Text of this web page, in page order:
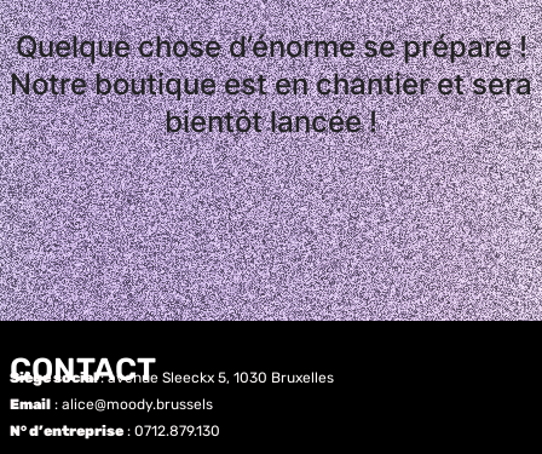
Quelque chose d’énorme se prépare !
Notre boutique est en chantier et sera
bientôt lancée !
CONTACT
Siège social: avenue Sleeckx 5, 1030 Bruxelles
Email : alice@moody.brussels
N° d’entreprise: 0712.879.130